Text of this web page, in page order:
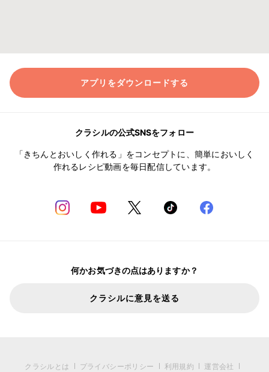
アプリをダウンロードする
クラシルの公式SNSをフォロー
「きちんとおいしく作れる」をコンセプトに、簡単においしく
作れるレシピ動画を毎日配信しています。
何かお気づきの点はありますか？
クラシルに意見を送る
クラシルとは プライバシーポリシー 利用規約 運営会社